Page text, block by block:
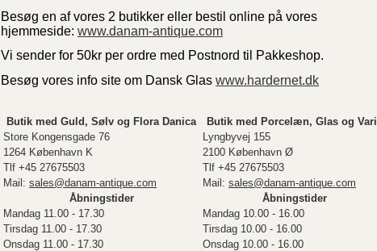
Besøg en af vores 2 butikker eller bestil online på vores
hjemmeside: www.danam-antique.com
Vi sender for 50kr per ordre med Postnord til Pakkeshop.
Besøg vores info site om Dansk Glas www.hardernet.dk
Butik med Guld, Sølv og Flora Danica
Butik med Porcelæn, Glas og
Store Kongensgade 76
Lyngbyvej 155
1264 København K
2100 København Ø
Tlf +45 27675503
Tlf +45 27675503
Mail: sales@danam-antique.com Mail: sales@danam-antique.com
Åbningstider
Åbningstider
Mandag 11.00 - 17.30
Mandag 10.00 - 16.00
Tirsdag 11.00 - 17.30
Tirsdag 10.00 - 16.00
Onsdag 11.00 - 17.30
Onsdag 10.00 - 16.00